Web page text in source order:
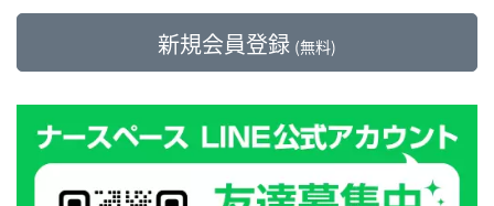
新規会員登録 (無料)